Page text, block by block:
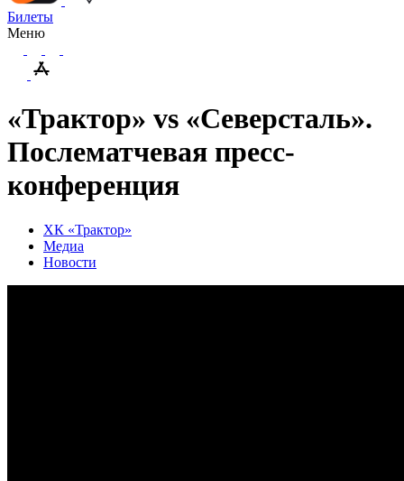
Билеты
Меню
«Трактор» vs «Северсталь».
Послематчевая пресс-
конференция
ХК «Трактор»
Медиа
Новости